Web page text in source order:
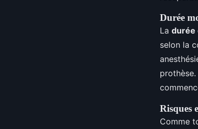
Durée
La durée
selon la
Risques
Comme